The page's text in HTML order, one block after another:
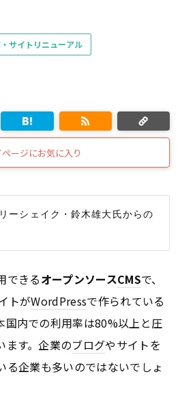
サイトリニューアル
ージにお気に入り
ーシェイク・鈴木雄大氏からの
できるオープンソースCMSで、
トがWordPressで作られている
国内での利用率は80%以上と圧
ます。企業のブログやサイトを
る企業も多いのではないでしょ